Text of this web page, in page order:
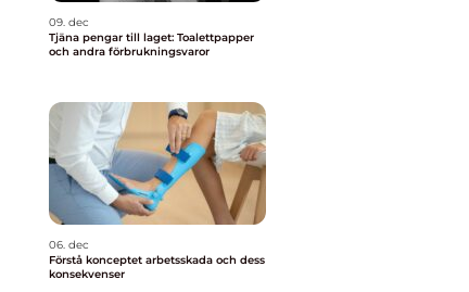
09. dec
Tjäna pengar till laget: Toalettpapper
och andra förbrukningsvaror
06. dec
Förstå konceptet arbetsskada och dess
konsekvenser